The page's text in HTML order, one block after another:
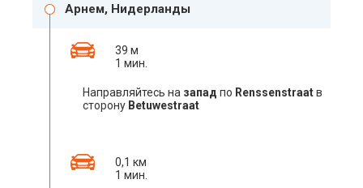
Арнем, Нидерланды
39 м
1 мин.
Направляйтесь на запад по Renssenstraatв
сторону Betuwestraat
0,1 км
1 мин.